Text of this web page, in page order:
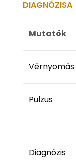
DIAGNÓZISA
Mutatók
Vérnyomás
Pulzus
Diagnózis